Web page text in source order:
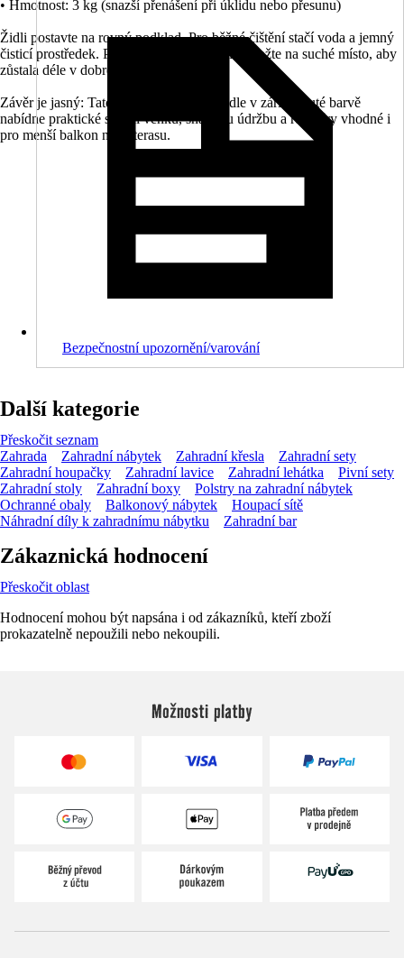
• Hmotnost: 3 kg (snazší přenášení při úklidu nebo přesunu)
Židli postavte na rovný podklad. Pro běžné čištění stačí voda a jemný
čisticí prostředek. Při delším nepoužívání ji uložte na suché místo, aby
zůstala déle v dobrém stavu.
Závěr je jasný: Tato plastová zahradní židle v zářivě žluté barvě
nabídne praktické sezení venku, snadnou údržbu a rozměry vhodné i
pro menší balkon nebo terasu.
Bezpečnostní upozornění/varování
Další kategorie
Přeskočit seznam
Zahrada
Zahradní nábytek Zahradní křesla
Zahradní sety
Zahradní houpačky
Zahradní lavice Zahradní lehátka
Pivní sety
Zahradní stoly
Zahradní boxy
Polstry na zahradní nábytek
Ochranné obaly
Balkonový nábytek
Houpací sítě
Náhradní díly k zahradnímu nábytku
Zahradní bar
Zákaznická hodnocení
Přeskočit oblast
Hodnocení mohou být napsána i od zákazníků, kteří zboží
prokazatelně nepoužili nebo nekoupili.
Možnosti platby